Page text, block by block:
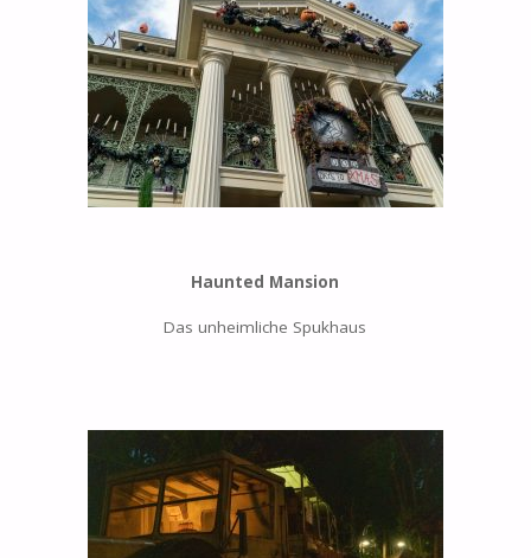
Haunted Mansion
Das unheimliche Spukhaus